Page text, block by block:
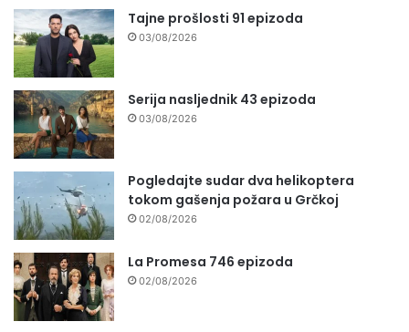
Tajne prošlosti 91 epizoda
03/08/2026
Serija nasljednik 43 epizoda
03/08/2026
Pogledajte sudar dva helikoptera
tokom gašenja požara u Grčkoj
02/08/2026
La Promesa 746 epizoda
02/08/2026